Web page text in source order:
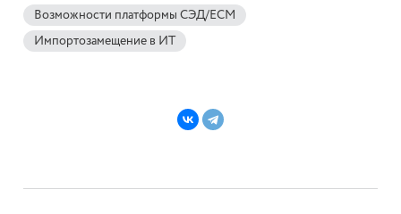
Возможности платформы СЭД/ECM
Импортозамещение в ИТ